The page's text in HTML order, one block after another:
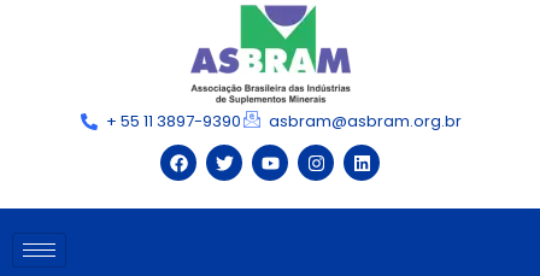
+ 55 11 3897-9390 asbram@asbram.org.br